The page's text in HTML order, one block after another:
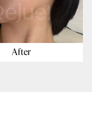
After